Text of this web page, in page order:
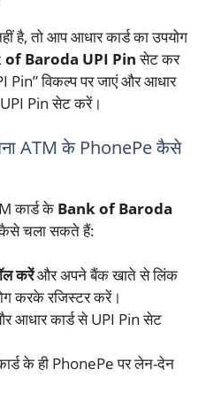
है, तो आप आधार कार्ड का उपयोग
of Baroda UPI Pinसेट कर
विकल्प पर जाएं और आधार
Pin सेट करें।
ATM के PhonePe कैसे
कार्ड के Bank of Baroda
चला सकते हैं:
करेंऔर अपने बैंक खाते से लिंक
करके रजिस्टर करें।
आधार कार्ड से UPI Pin सेट
के ही PhonePe पर लेन-देन